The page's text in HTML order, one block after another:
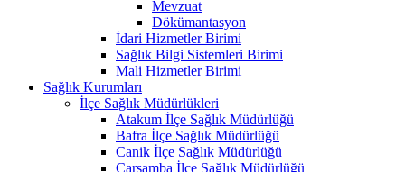
Mevzuat
Dökümantasyon
İdari Hizmetler Birimi
Sağlık Bilgi Sistemleri Birimi
Mali Hizmetler Birimi
Sağlık Kurumları
İlçe Sağlık Müdürlükleri
Atakum İlçe Sağlık Müdürlüğü
Bafra İlçe Sağlık Müdürlüğü
Canik İlçe Sağlık Müdürlüğü
Çarşamba İlçe Sağlık Müdürlüğü